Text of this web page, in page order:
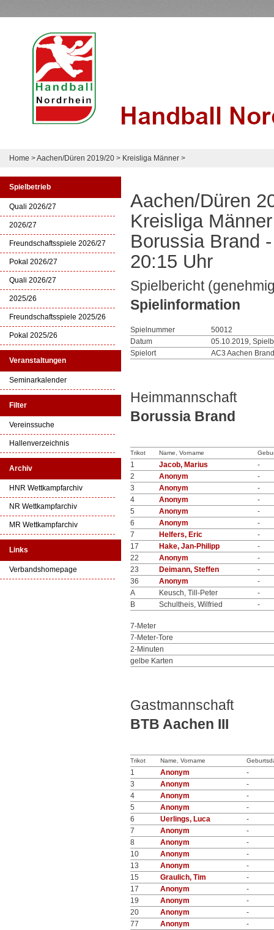
Home >Aachen/Düren 2019/20 > Kreisliga Männer >
Spielbetrieb
Quali 2026/27
2026/27
Freundschaftsspiele 2026/27
Pokal 2026/27
Quali 2026/27
2025/26
Freundschaftsspiele 2025/26
Pokal 2025/26
Veranstaltungen
Seminarkalender
Filter
Vereinssuche
Hallenverzeichnis
Archiv
HNR Wettkampfarchiv
NR Wettkampfarchiv
MR Wettkampfarchiv
Links
Verbandshomepage
Aachen/Düren
Kreisliga Männer
Borussia Brand
20:15 Uhr
Spielbericht
Spielinformation
Spielnummer
50012
Datum
05.10.2019,
Spielort
AC3 Aachen
Heimmannschaft
Borussia Brand
Trikot Name, Vorname
1 Jacob, Marius
-
2
Anonym
-
3
Anonym
-
4
Anonym
-
5
Anonym
-
6
Anonym
-
7
Helfers, Eric
-
17
Hake, Jan-Philipp
-
22
Anonym
-
23
Deimann, Steffen
-
36
Anonym
-
A
Keusch, Till-Peter
-
B
Schultheis, Wilfried -
7-Meter
7-Meter-Tore
2-Minuten
gelbe Karten
Gastmannschaft
BTB Aachen III
Trikot Name, Vorname
1 Anonym
-
3
Anonym
-
4
Anonym
-
5
Anonym
-
6
Uerlings, Luca
-
7
Anonym
-
8
Anonym
-
10
Anonym
-
13
Anonym
-
15
Graulich, Tim
-
17
Anonym
-
19
Anonym
-
20
Anonym
-
77
Anonym
-